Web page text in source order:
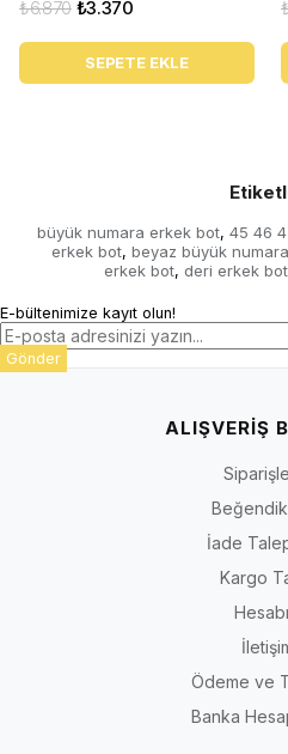
₺3.370
₺6.870
SEPETE EKLE
büyük numara erkek bot, 45 46
erkek bot, beyaz büyük
erkek bot, deri erkek bot
E-bültenimize kayıt olun!
Gönder
ALIŞVERİŞ
İade
Kargo
Ödeme ve
Banka